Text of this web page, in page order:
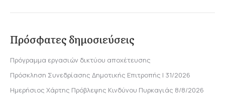
Πρόσφατες δημοσιεύσεις
Πρόγραμμα εργασιών δικτύου αποχέτευσης
Πρόσκληση Συνεδρίασης Δημοτικής Επιτροπής | 31/2026
Ημερήσιος Χάρτης Πρόβλεψης Κινδύνου Πυρκαγιάς 8/8/2026